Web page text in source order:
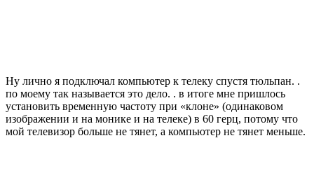
Ну лично я подключал компьютер к телеку спустя тюльпан. .
по моему так называется это дело. . в итоге мне пришлось
установить временную частоту при «клоне» (одинаковом
изображении и на монике и на телеке) в 60 герц, потому что
мой телевизор больше не тянет, а компьютер не тянет меньше.